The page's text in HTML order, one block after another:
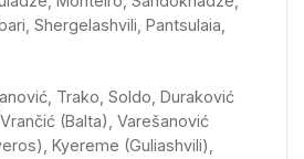
Shergelashvili, Pantsulaia,
Trako, Soldo, Duraković
(Balta), Varešanović
Kyereme (Guliashvili),